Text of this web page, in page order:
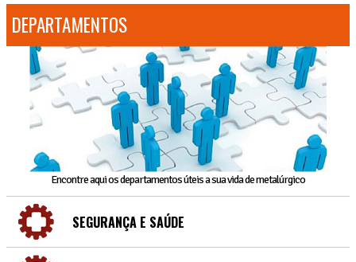
DEPARTAMENTOS
Encontre aqui os departamentos úteis a sua vida de metalúrgico
SEGURANÇA E SAÚDE